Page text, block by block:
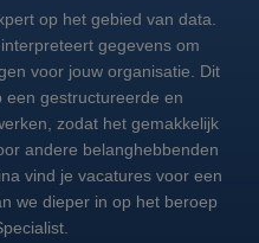
op het gebied van data.
gegevens om
voor jouw organisatie. Dit
een gestructureerde en
zodat het gemakkelijk
andere belanghebbenden
vind je vacatures voor een
we dieper in op het beroep